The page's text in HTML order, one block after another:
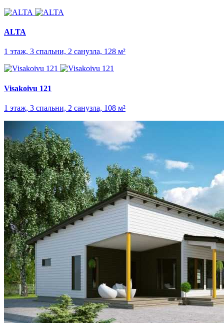
ALTA
1 этаж, 3 спальни, 2 санузла, 128 м²
Visakoivu 121
1 этаж, 3 спальни, 2 санузла, 108 м²